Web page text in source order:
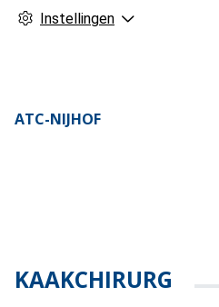
Instellingen
ATC-NIJHOF
KAAKCHIRURG